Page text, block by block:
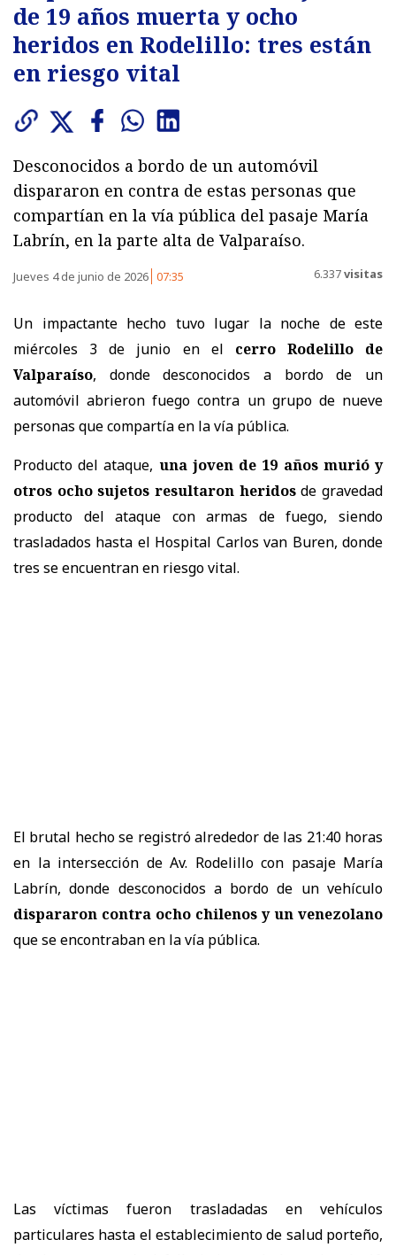
de 19 años muerta y ocho
heridos en Rodelillo: tres están
en riesgo vital
Desconocidos a bordo de un automóvil
dispararon en contra de estas personas que
compartían en la vía pública del pasaje María
Labrín, en la parte alta de Valparaíso.
Jueves 4 de junio de 2026 07:35 6.337visitas
Un impactante hecho tuvo lugar la noche de este
miércoles 3 de junio en el cerro Rodelillo de
Valparaíso, donde desconocidos a bordo de un
automóvil abrieron fuego contra un grupo de nueve
personas que compartía en la vía pública.
Producto del ataque, una joven de 19 años murió y
otros ocho sujetos resultaron heridosde gravedad
producto del ataque con armas de fuego, siendo
trasladados hasta el Hospital Carlos van Buren, donde
tres se encuentran en riesgo vital.
El brutal hecho se registró alrededor de las 21:40 horas
en la intersección de Av. Rodelillo con pasaje María
Labrín, donde desconocidos a bordo de un vehículo
dispararon contra ocho chilenos y un venezolano
que se encontraban en la vía pública.
Las víctimas fueron trasladadas en vehículos
particulares hasta el establecimiento de salud porteño,